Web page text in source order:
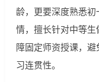
龄，更要深度熟悉
情，擅长针对中等
障固定师资授课，
习连贯性。